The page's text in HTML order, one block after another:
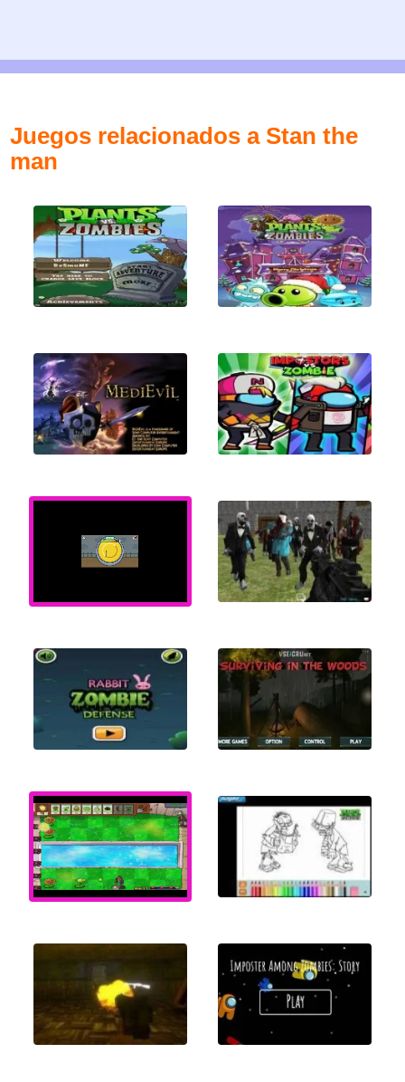
Juegos relacionados a Stan the
man